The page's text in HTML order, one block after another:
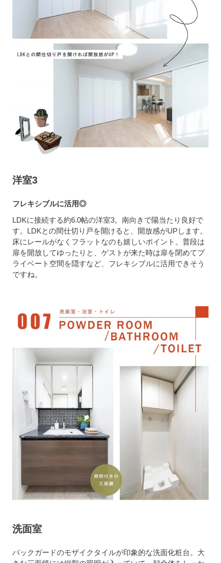
洋室3
フレキシブルに活用◎
LDKに接続する約6.0帖の洋室3。南向きで陽当たり良好で
す。LDKとの間仕切り戸を開けると、開放感がUPします。
床にレールがなくフラットなのも嬉しいポイント。普段は
扉を開放してゆったりと、ゲストが来た時は扉を閉めてプ
ライベート空間を隠すなど、フレキシブルに活用できそう
ですね。
洗面室
バックガードのモザイクタイルが印象的な洗面化粧台。大